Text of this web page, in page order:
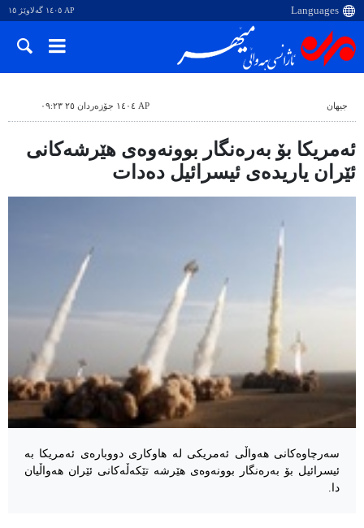
AP ١٤٠٥ گەلاوێژ ١٥
جیهان AP ١٤٠٤ جۆزەردان ٢٥ ٠٩:٢٣
ئەمریکا بۆ بەرەنگار بوونەوەی هێرشەکانی
ئێران یاریدەی ئیسرائیل دەدات
سەرچاوەکانی هەواڵی ئەمریکی لە هاوکاری دووبارەی ئەمریکا بە
ئیسرائیل بۆ بەرەنگار بوونەوەی هێرشە تێکەڵەکانی ئێران هەواڵیان
دا.